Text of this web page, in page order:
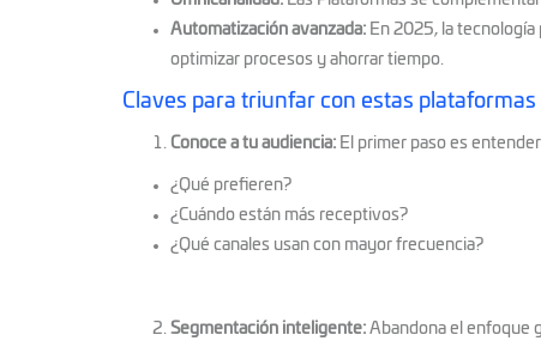
Automatización avanzada: En 2025, la
optimizar procesos y ahorrar tiempo.
Claves para triunfar con estas
Conoce a tu audiencia: El primer paso es
¿Qué prefieren?
¿Cuándo están más receptivos?
¿Qué canales usan con mayor frecuencia?
Segmentación inteligente: Abandona el enfoque